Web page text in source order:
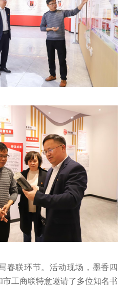
联环节。活动现场，墨香四
工商联特意邀请了多位知名书